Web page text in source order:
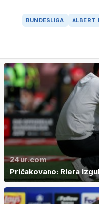
BUNDESLIGA ALBERT
24ur.com
Pričakovano: Riera